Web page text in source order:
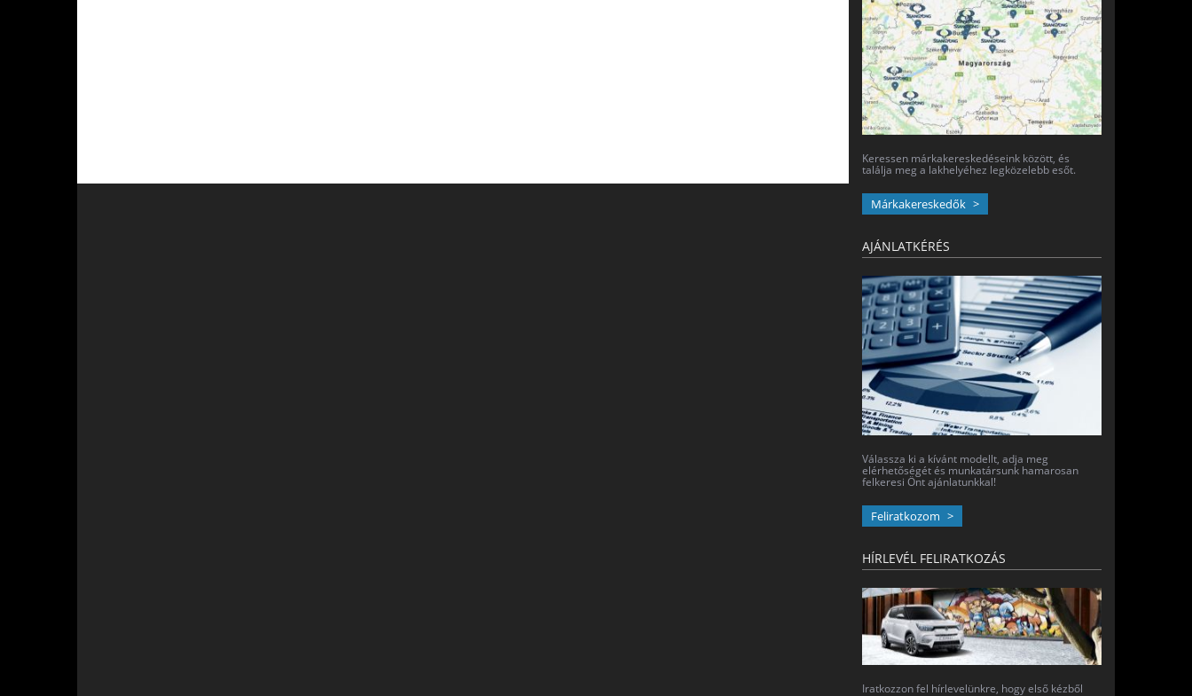
Keressen márkakereskedéseink között, és
találja meg a lakhelyéhez legközelebb esőt.
Márkakereskedők
AJÁNLATKÉRÉS
Válassza ki a kívánt modellt, adja meg
elérhetőségét és munkatársunk hamarosan
felkeresi Önt ajánlatunkkal!
Feliratkozom
HÍRLEVÉL FELIRATKOZÁS
Iratkozzon fel hírlevelünkre, hogy első kézből